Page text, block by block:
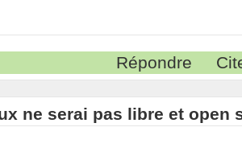
Répondre
ne serai pas libre et open